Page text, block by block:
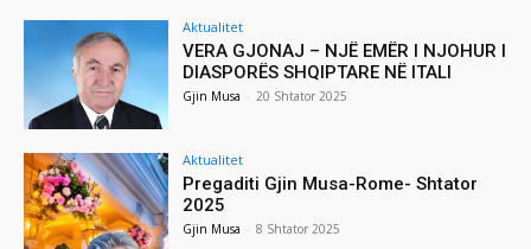
Aktualitet
VERA GJONAJ – NJË EMËR I NJOHUR I
DIASPORËS SHQIPTARE NË ITALI
Gjin Musa - 20 Shtator 2025
Aktualitet
Pregaditi Gjin Musa-Rome- Shtator
2025
Gjin Musa - 8 Shtator 2025